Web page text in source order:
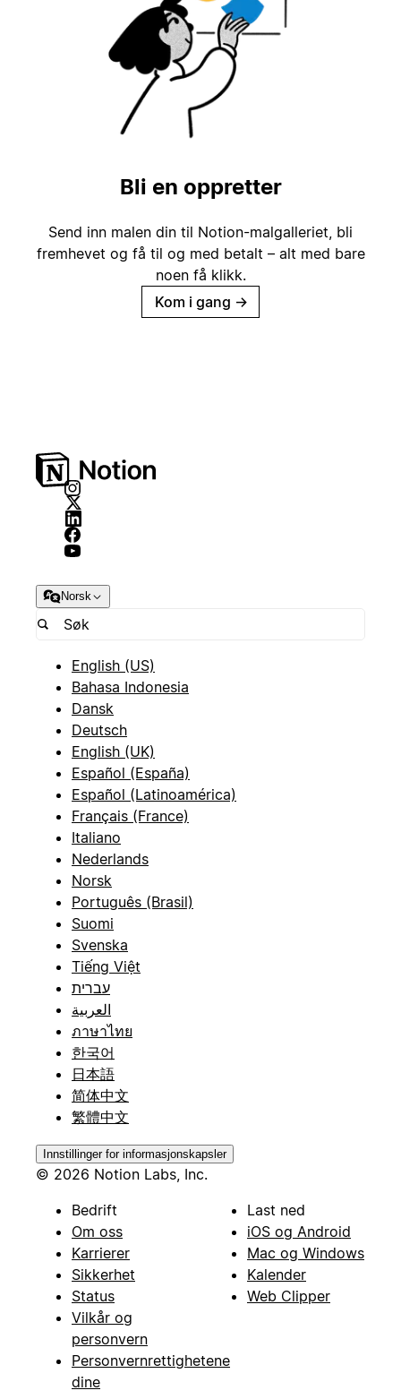
Bli en oppretter
Send inn malen din til Notion-malgalleriet, bli
fremhevet og få til og med betalt – alt med bare
noen få klikk.
Kom i gang →
Norsk
English (US)
Bahasa Indonesia
Dansk
Deutsch
English (UK)
Español (España)
Español (Latinoamérica)
Français (France)
Italiano
Nederlands
Norsk
Português (Brasil)
Suomi
Svenska
Tiếng Việt
עברית
العربية
ภาษาไทย
한국어
日本語
简体中文
繁體中文
Innstillinger for informasjonskapsler
© 2026 Notion Labs, Inc.
Bedrift
Om oss
Karrierer
Sikkerhet
Status
Vilkår og
personvern
Personvernrettighetene
dine
Last ned
iOS og Android
Mac og Windows
Kalender
Web Clipper